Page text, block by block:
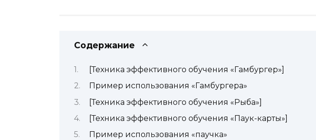
Содержание
[Техника эффективного обучения «Гамбургер»]
Пример использования «Гамбургера»
[Техника эффективного обучения «Рыба»]
[Техника эффективного обучения «Паук-карты»]
Пример использования «паучка»